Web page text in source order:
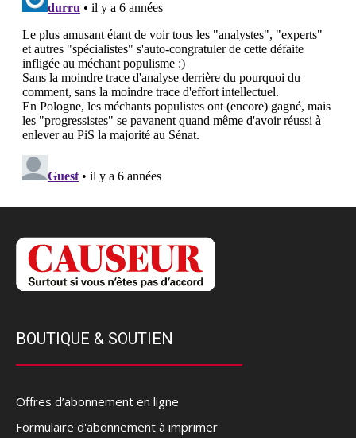
BOUTIQUE & SOUTIEN
Offres d’abonnement en ligne
Formulaire d'abonnement à imprimer